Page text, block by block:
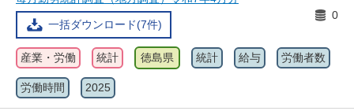
一括ダウンロード(7件)
0
産業・労働 統計 徳島県 統計 給与 労働者数
労働時間 2025